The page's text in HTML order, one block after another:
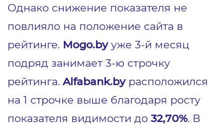
Однако снижение показателя не
повлияло на положение сайта в
рейтинге. Mogo.byуже 3-й месяц
подряд занимает 3-ю строчку
рейтинга. Alfabank.byрасположился
на 1 строчке выше благодаря росту
показателя видимости до 32,70%. В